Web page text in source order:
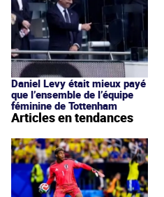
Daniel Levy était mieux payé
que l’ensemble de l’équipe
féminine de Tottenham
Articles en tendances